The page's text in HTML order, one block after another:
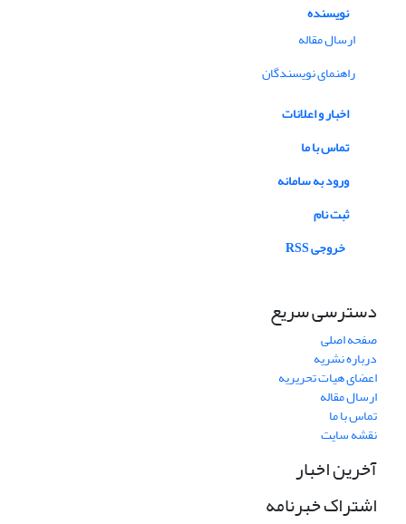
نویسنده
ارسال مقاله
راهنمای نویسندگان
اخبار و اعلانات
تماس با ما
ورود به سامانه
ثبت نام
خروجی RSS
دسترسی سریع
صفحه اصلی
درباره نشریه
اعضای هیات تحریریه
ارسال مقاله
تماس با ما
نقشه سایت
آخرین اخبار
اشتراک خبرنامه